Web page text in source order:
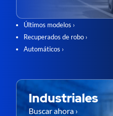
Últimos modelos ›
Recuperados de robo ›
Automáticos ›
Industriales
Buscar ahora ›